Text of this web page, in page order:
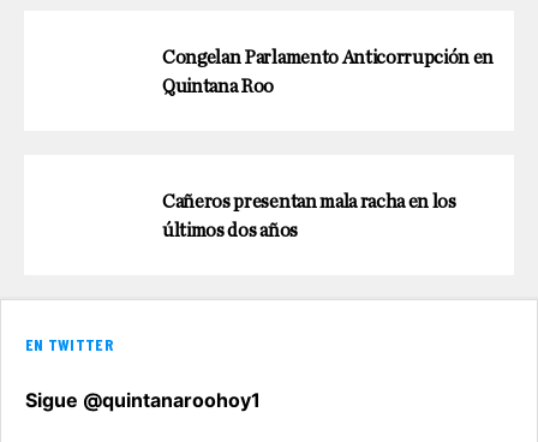
Congelan Parlamento Anticorrupción en
Quintana Roo
Cañeros presentan mala racha en los
últimos dos años
EN TWITTER
Sigue @quintanaroohoy1